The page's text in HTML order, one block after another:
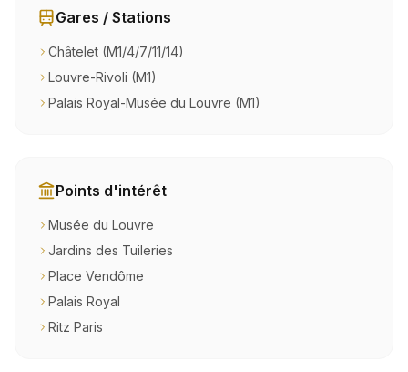
Gares / Stations
Châtelet (M1/4/7/11/14)
Louvre-Rivoli (M1)
Palais Royal-Musée du Louvre (M1)
Points d'intérêt
Musée du Louvre
Jardins des Tuileries
Place Vendôme
Palais Royal
Ritz Paris